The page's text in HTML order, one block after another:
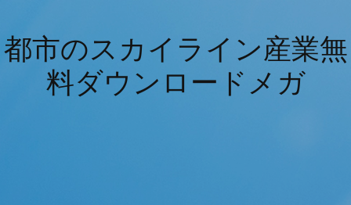
都市のスカイライン産業無
料ダウンロードメガ